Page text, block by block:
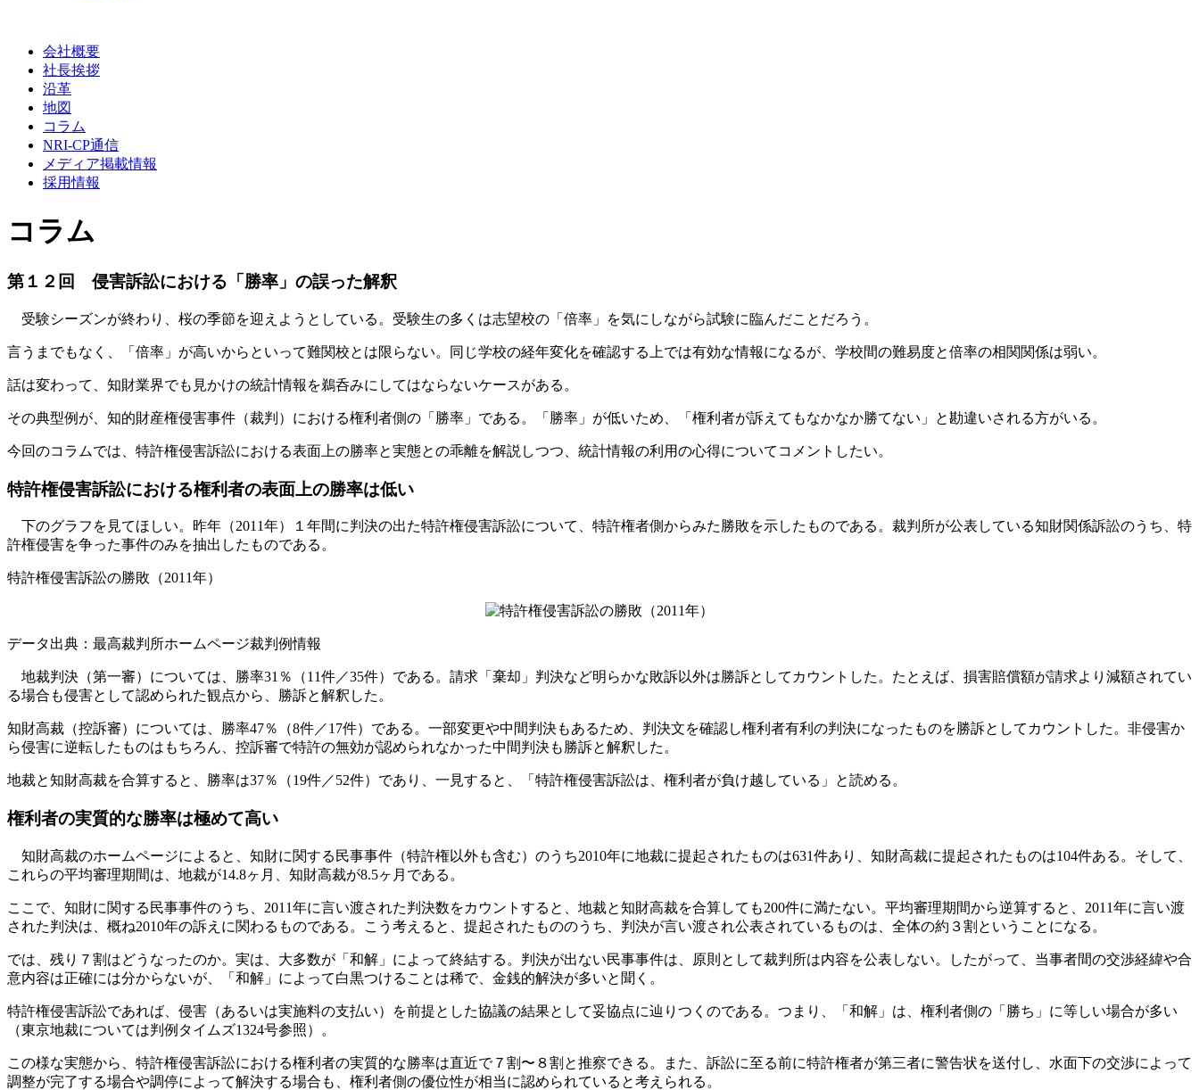
会社概要
社長挨拶
沿革
地図
コラム
NRI-CP通信
メディア掲載情報
採用情報
コラム
第１２回 侵害訴訟における「勝率」の誤った解釈
受験シーズンが終わり、桜の季節を迎えようとしている。受験生の多くは志望校の「倍率」を気にしながら試験に臨んだことだろう。
言うまでもなく、「倍率」が高いからといって難関校とは限らない。同じ学校の経年変化を確認する上では有効な情報になるが、学校間の難易度と倍率の相関関係は弱い。
話は変わって、知財業界でも見かけの統計情報を鵜呑みにしてはならないケースがある。
その典型例が、知的財産権侵害事件（裁判）における権利者側の「勝率」である。「勝率」が低いため、「権利者が訴えてもなかなか勝てない」と勘違いされる方がいる。
今回のコラムでは、特許権侵害訴訟における表面上の勝率と実態との乖離を解説しつつ、統計情報の利用の心得についてコメントしたい。
特許権侵害訴訟における権利者の表面上の勝率は低い
下のグラフを見てほしい。昨年（2011年）１年間に判決の出た特許権侵害訴訟について、特許権者側からみた勝敗を示したものである。裁判所が公表している知財関係訴訟のうち、特
許権侵害を争った事件のみを抽出したものである。
特許権侵害訴訟の勝敗（2011年）
データ出典：最高裁判所ホームページ裁判例情報
地裁判決（第一審）については、勝率31％（11件／35件）である。請求「棄却」判決など明らかな敗訴以外は勝訴としてカウントした。たとえば、損害賠償額が請求より減額されてい
る場合も侵害として認められた観点から、勝訴と解釈した。
知財高裁（控訴審）については、勝率47％（8件／17件）である。一部変更や中間判決もあるため、判決文を確認し権利者有利の判決になったものを勝訴としてカウントした。非侵害か
ら侵害に逆転したものはもちろん、控訴審で特許の無効が認められなかった中間判決も勝訴と解釈した。
地裁と知財高裁を合算すると、勝率は37％（19件／52件）であり、一見すると、「特許権侵害訴訟は、権利者が負け越している」と読める。
権利者の実質的な勝率は極めて高い
知財高裁のホームページによると、知財に関する民事事件（特許権以外も含む）のうち2010年に地裁に提起されたものは631件あり、知財高裁に提起されたものは104件ある。そして、
これらの平均審理期間は、地裁が14.8ヶ月、知財高裁が8.5ヶ月である。
ここで、知財に関する民事事件のうち、2011年に言い渡された判決数をカウントすると、地裁と知財高裁を合算しても200件に満たない。平均審理期間から逆算すると、2011年に言い渡
された判決は、概ね2010年の訴えに関わるものである。こう考えると、提起されたもののうち、判決が言い渡され公表されているものは、全体の約３割ということになる。
では、残り７割はどうなったのか。実は、大多数が「和解」によって終結する。判決が出ない民事事件は、原則として裁判所は内容を公表しない。したがって、当事者間の交渉経緯や合
意内容は正確には分からないが、「和解」によって白黒つけることは稀で、金銭的解決が多いと聞く。
特許権侵害訴訟であれば、侵害（あるいは実施料の支払い）を前提とした協議の結果として妥協点に辿りつくのである。つまり、「和解」は、権利者側の「勝ち」に等しい場合が多い
（東京地裁については判例タイムズ1324号参照）。
この様な実態から、特許権侵害訴訟における権利者の実質的な勝率は直近で７割〜８割と推察できる。また、訴訟に至る前に特許権者が第三者に警告状を送付し、水面下の交渉によって
調整が完了する場合や調停によって解決する場合も、権利者側の優位性が相当に認められていると考えられる。